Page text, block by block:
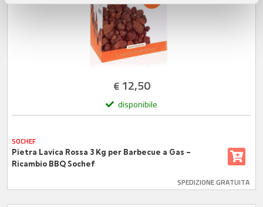
pubblicità e social media, i quali potrebbero combinarle
con altre informazioni che ha fornito loro o che hanno
raccolto dal suo utilizzo dei loro servizi.
€12,50
disponibile
SOCHEF
Pietra Lavica Rossa 3 Kg per Barbecue a Gas –
Ricambio BBQ Sochef
SPEDIZIONE GRATUITA